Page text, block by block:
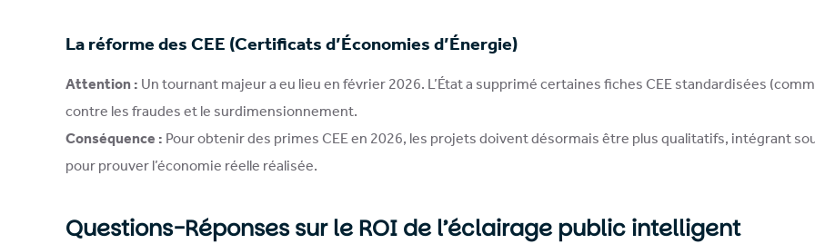
La réforme des CEE (Certificats d’Économies d’Énergie)
Attention :Un tournant majeur a eu lieu en février 2026. L’État a supprimé certaines fiches CEE standardisées
contre les fraudes et le surdimensionnement.
Conséquence :Pour obtenir des primes CEE en 2026, les projets doivent désormais être plus qualitatifs, intégrant
pour prouver l’économie réelle réalisée.
Questions-Réponses sur le ROI de l’éclairage public intelligent